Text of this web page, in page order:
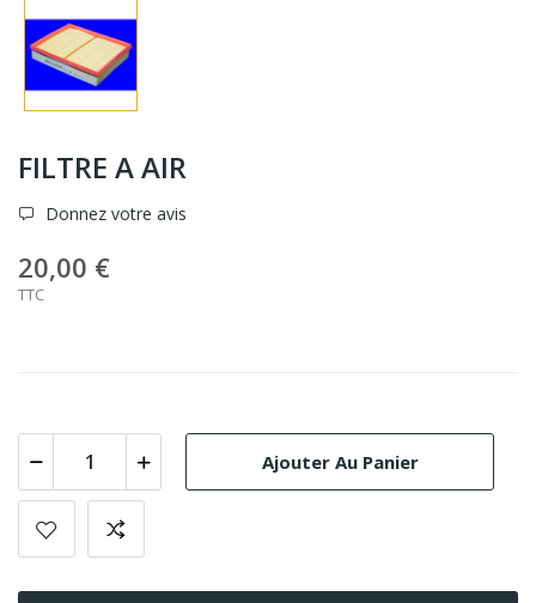
FILTRE A AIR
Donnez votre avis
20,00 €
TTC
Ajouter Au Panier